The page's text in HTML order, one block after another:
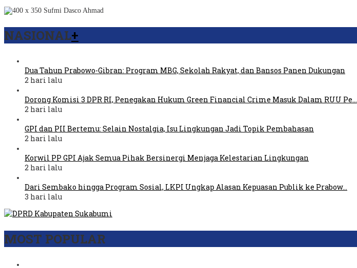
NASIONAL+
Dua Tahun Prabowo-Gibran: Program MBG, Sekolah Rakyat, dan Bansos Panen Dukungan
2 hari lalu
Dorong Komisi 3 DPR RI, Penegakan Hukum Green Financial Crime Masuk Dalam RUU Pe…
2 hari lalu
GPI dan PII Bertemu: Selain Nostalgia, Isu Lingkungan Jadi Topik Pembahasan
2 hari lalu
Korwil PP GPI Ajak Semua Pihak Bersinergi Menjaga Kelestarian Lingkungan
2 hari lalu
Dari Sembako hingga Program Sosial, LKPI Ungkap Alasan Kepuasan Publik ke Prabow…
3 hari lalu
MOST POPULAR